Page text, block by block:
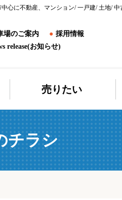
心に不動産、マンション/ 一戸建/ 土地/
場のご案内
採用情報
release(お知らせ)
売りたい
チラシ